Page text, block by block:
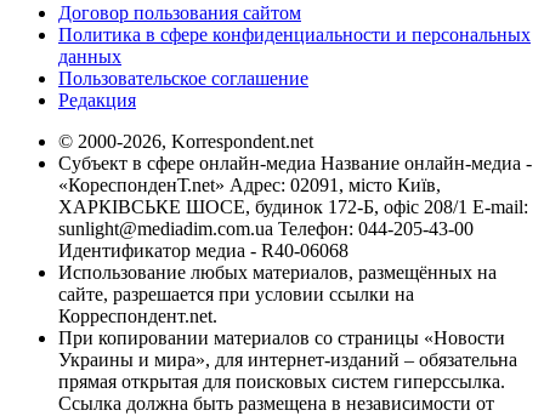
Договор пользования сайтом
Политика в сфере конфиденциальности и персональных
данных
Пользовательское соглашение
Редакция
© 2000-2026, Korrespondent.net
Субъект в сфере онлайн-медиа Название онлайн-медиа -
«КореспонденТ.net» Адрес: 02091, місто Київ,
ХАРКІВСЬКЕ ШОСЕ, будинок 172-Б, офіс 208/1 E-mail:
sunlight@mediadim.com.ua Телефон: 044-205-43-00
Идентификатор медиа - R40-06068
Использование любых материалов, размещённых на
сайте, разрешается при условии ссылки на
Корреспондент.net.
При копировании материалов со страницы «Новости
Украины и мира», для интернет-изданий – обязательна
прямая открытая для поисковых систем гиперссылка.
Ссылка должна быть размещена в независимости от